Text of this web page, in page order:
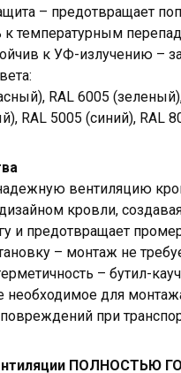
– предотвращает
к температурным
к УФ-излучению –
RAL 6005
RAL 5005 (синий), RAL
вентиляцию
дизайном кровли,
и предотвращает
– монтаж не
– бутил-
необходимое для
при
ПОЛНОСТЬЮ